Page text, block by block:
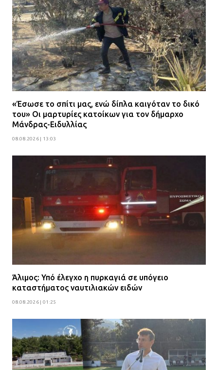
«Έσωσε το σπίτι μας, ενώ δίπλα καιγόταν το δικό
του» Οι μαρτυρίες κατοίκων για τον δήμαρχο
Μάνδρας-Ειδυλλίας
08.08.2026 | 13:03
Άλιμος: Υπό έλεγχο η πυρκαγιά σε υπόγειο
καταστήματος ναυτιλιακών ειδών
08.08.2026 | 01:25